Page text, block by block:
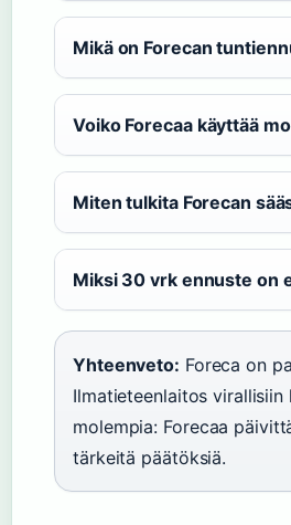
Mikä on Forecan
Voiko Forecaa käyttää
Miten tulkita Forecan
Miksi 30 vrk ennuste on
Yhteenveto: Foreca on
Ilmatieteenlaitos
molempia: Forecaa
tärkeitä päätöksiä.